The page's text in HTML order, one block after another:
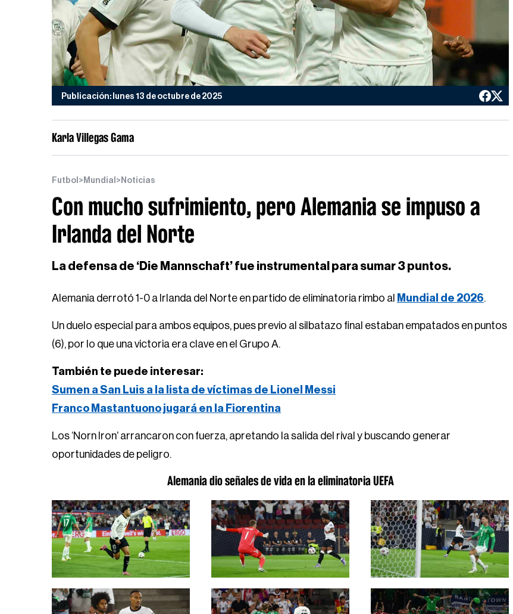
Publicación: lunes 13 de octubre de 2025
Karla Villegas Gama
Futbol > Mundial > Noticias
Con mucho sufrimiento, pero Alemania se impuso a
Irlanda del Norte
La defensa de ‘Die Mannschaft’ fue instrumental para sumar 3 puntos.
Alemania derrotó 1-0 a Irlanda del Norte en partido de eliminatoria rimbo al Mundial de 2026.
Un duelo especial para ambos equipos, pues previo al silbatazo final estaban empatados en puntos
(6), por lo que una victoria era clave en el Grupo A.
También te puede interesar:
Sumen a San Luis a la lista de víctimas de Lionel Messi
Franco Mastantuono jugará en la Fiorentina
Los ‘Norn Iron’ arrancaron con fuerza, apretando la salida del rival y buscando generar
oportunidades de peligro.
Alemania dio señales de vida en la eliminatoria UEFA